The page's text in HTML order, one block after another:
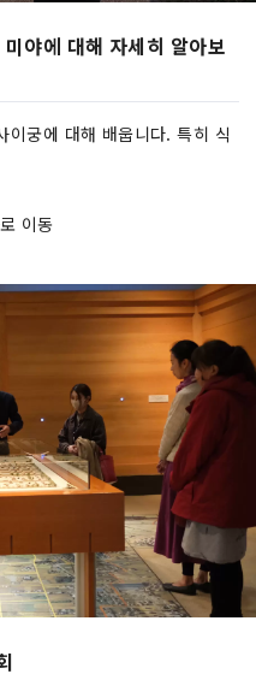
야에 대해 자세히 알아보
이궁에 대해 배웁니다. 특히 식
이동